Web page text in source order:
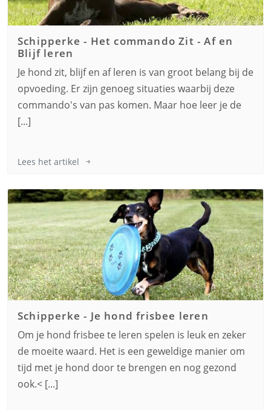
Schipperke - Het commando Zit - Af en
Blijf leren
Je hond zit, blijf en af leren is van groot belang bij de
opvoeding. Er zijn genoeg situaties waarbij deze
commando's van pas komen. Maar hoe leer je de
[...]
Lees het artikel
Schipperke - Je hond frisbee leren
Om je hond frisbee te leren spelen is leuk en zeker
de moeite waard. Het is een geweldige manier om
tijd met je hond door te brengen en nog gezond
ook.< [...]